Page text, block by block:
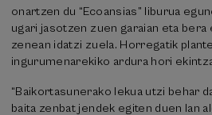
onartzen du “Ecoansias” liburua
ugari jasotzen zuen garaian eta
zenean idatzi zuela. Horregatik
ingurumenarekiko ardura hori
“Baikortasunerako lekua utzi behar
baita zenbat jendek egiten duen lan